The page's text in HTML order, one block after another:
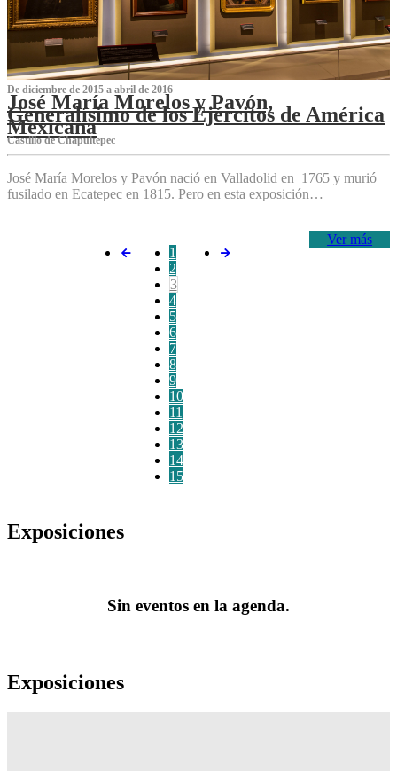
De diciembre de 2015 a abril de 2016
José María Morelos y Pavón,
Generalísimo de los Ejércitos de América
Mexicana
C‌astillo de Chapultepec
José María Morelos y Pavón nació en Valladolid en 1765 y murió
fusilado en Ecatepec en 1815. Pero en esta exposición…
Ver más
1
2
3
4
5
6
7
8
9
10
11
12
13
14
15
Exposiciones
Sin eventos en la agenda.
Exposiciones